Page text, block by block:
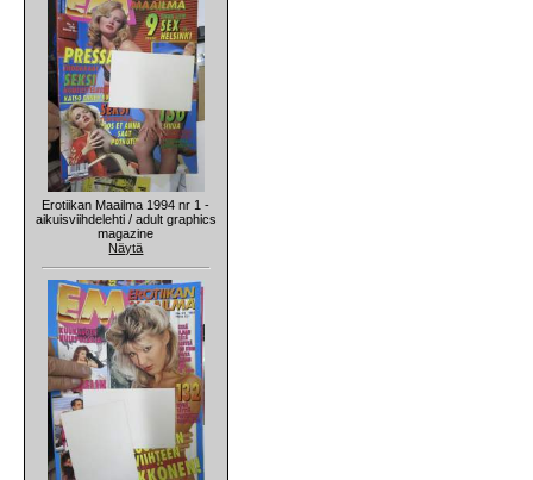
Erotiikan Maailma 1994 nr 1 -
aikuisviihdelehti / adult graphics
magazine
Näytä